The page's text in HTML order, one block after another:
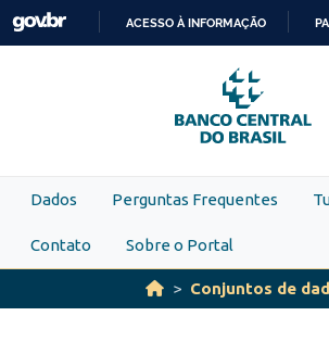
Skip to main content
PARA
O
CONTEÚDO
ACESSO À INFORMAÇÃO
Dados Perguntas Frequentes
Contato Sobre o Portal
Conjuntos de